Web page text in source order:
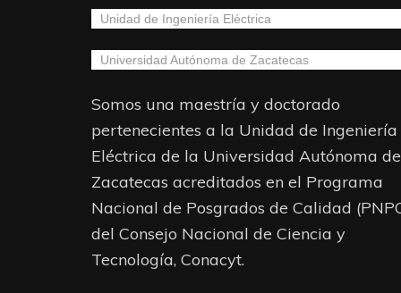
Unidad de Ingeniería Eléctrica
Universidad Autónoma de Zacatecas
Somos una maestría y doctorado
pertenecientes a la Unidad de Ingeniería
Eléctrica de la Universidad Autónoma de
Zacatecas acreditados en el Programa
Nacional de Posgrados de Calidad
del Consejo Nacional de Ciencia y
Tecnología, Conacyt.